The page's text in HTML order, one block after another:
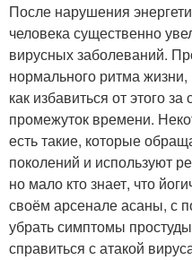
После нарушения
человека существенно
вирусных заболеваний.
нормального ритма
как избавиться от этого
промежуток времени.
есть такие, которые
поколений и используют
но мало кто знает, что
своём арсенале асаны, с
убрать симптомы
справиться с атакой